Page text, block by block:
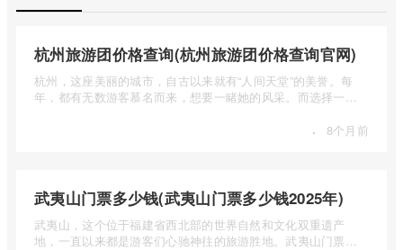
杭州旅游团价格查询(杭州旅游团价格查询官网)
杭州，这座美丽的城市，自古以来就有“人间天堂”的美誉。每
年，都有无数游客慕名而来，想要一睹她的风采。而选择一个
· 8个月前
武夷山门票多少钱(武夷山门票多少钱2025年)
武夷山，这个位于福建省西北部的世界自然和文化双重遗产
地，一直以来都是游客们心驰神往的旅游胜地。武夷山门票多